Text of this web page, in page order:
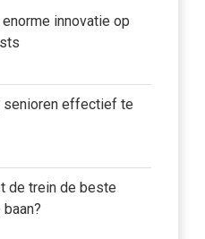
innovatie op
senioren effectief te
de trein de beste